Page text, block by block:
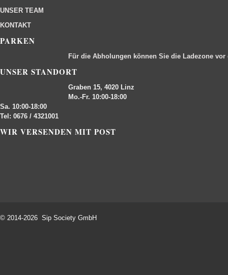
UNSER TEAM
KONTAKT
PARKEN
Für die Abholungen können Sie die Ladezone
UNSER STANDORT
Graben 15, 4020 Linz
Mo.-Fr. 10:00-18:00
Sa. 10:00-18:00
Tel: 0676 / 4321001
WIR VERSENDEN MIT POST
© 2014-2026 Sip Society GmbH